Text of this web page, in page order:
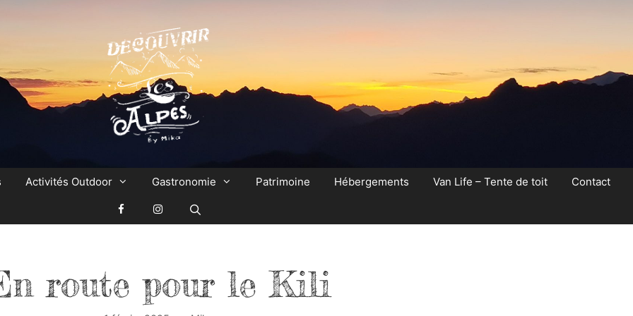
Activités Outdoor Gastronomie Patrimoine Hébergements Van Life – Tente de toit Contact
route pour le Kili